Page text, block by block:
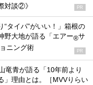
対談②》
PR
“タイパ”がいい！」箱根の
野大地が語る「エアー®サ
ニング術 PR
竜青が語る「10年前より
」理由とは。［MVVりらい